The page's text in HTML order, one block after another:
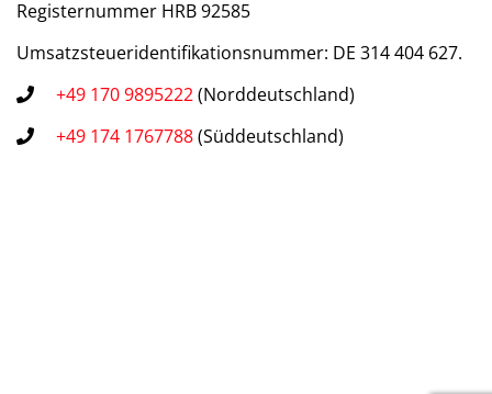
Registernummer HRB 92585
Umsatzsteueridentifikationsnummer: DE 314 404 627.
+49 170 9895222(Norddeutschland)
+49 174 1767788(Süddeutschland)